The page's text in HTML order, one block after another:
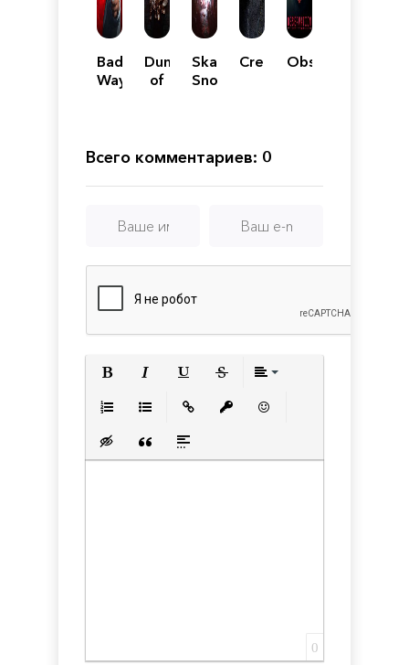
Bad
Way
Dungeons
of
Skabma
Snowfall
Creaks Observation
Всего комментариев: 0
Вставка скрытого текста
Вставка цитаты
Вставка спойлера
0